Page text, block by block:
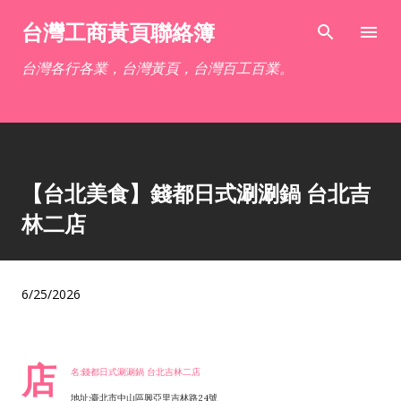
跳到主要內容
台灣工商黃頁聯絡簿
台灣各行各業，台灣黃頁，台灣百工百業。
【台北美食】錢都日式涮涮鍋 台北吉
林二店
6/25/2026
店 名:錢都日式涮涮鍋 台北吉林二店
地址:臺北市中山區興亞里吉林路24號